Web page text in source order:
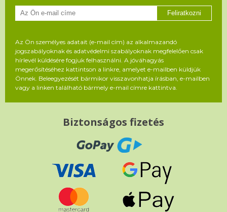
Feliratkozni
Az Ön személyes adatait (e-mail cím) az alkalmazandó
jogszabályoknak és adatvédelmi szabályoknak megfelelően csak
hírlevél küldésére fogjuk felhasználni. A jóváhagyás
megerősítéséhez kattintson a linkre, amelyet e-mailben küldjük
Önnek. Beleegyezését bármikor visszavonhatja írásban, e-mailben
vagy a linken található bármely e-mail címre kattintva.
Biztonságos fizetés